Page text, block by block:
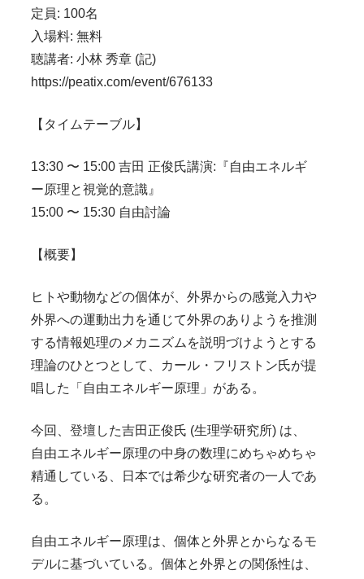
定員: 100名
入場料: 無料
聴講者: 小林 秀章 (記)
https://peatix.com/event/676133
【タイムテーブル】
13:30 〜 15:00 吉田 正俊氏講演:『自由エネルギ
ー原理と視覚的意識』
15:00 〜 15:30 自由討論
【概要】
ヒトや動物などの個体が、外界からの感覚入力や
外界への運動出力を通じて外界のありようを推測
する情報処理のメカニズムを説明づけようとする
理論のひとつとして、カール・フリストン氏が提
唱した「自由エネルギー原理」がある。
今回、登壇した吉田正俊氏 (生理学研究所) は、
自由エネルギー原理の中身の数理にめちゃめちゃ
精通している、日本では希少な研究者の一人であ
る。
自由エネルギー原理は、個体と外界とからなるモ
デルに基づいている。個体と外界との関係性は、